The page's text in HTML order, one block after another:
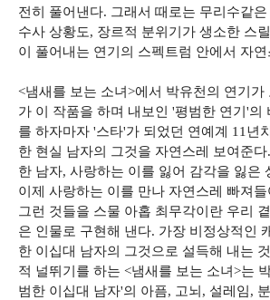
전히 풀어낸다. 그래서 때로는 무리수같
수사 상황도, 장르적 분위기가 생소한 스
이 풀어내는 연기의 스펙트럼 안에서 자
<냄새를 보는 소녀>에서 박유천의 연기가
가 이 작품을 하며 내보인 '평범한 연기'의
를 하자마자 '스타'가 되었던 연예계 11년
한 현실 남자의 그것을 자연스레 보여준
한 남자, 사랑하는 이를 잃어 감각을 잃은
이제 사랑하는 이를 만나 자연스레 빠져들
그런 것들을 스물 아홉 최무각이란 우리
은 인물로 구현해 낸다. 가장 비정상적인
한 이십대 남자의 그것으로 설득해 내는
적 널뛰기를 하는 <냄새를 보는 소녀>는
범한 이십대 남자'의 아픔, 고뇌, 설레임,